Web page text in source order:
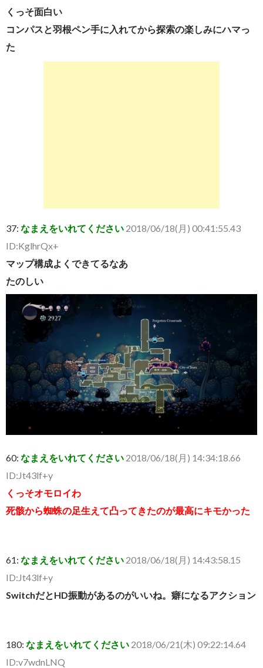
くっそ面白い
コンパスと羽根ペン手に入れてから探索の楽しみにハマっ
た
37: なまえをいれてください 2018/06/18(月) 00:41:55.43
ID:KglhrQx+
マップ構成よくできてるなあ
たのしい
60: なまえをいれてください 2018/06/18(月) 14:34:18.66
ID:Jt43lf+y
くっそオモロイわ
死骸から蜘蛛の足生えて凸ってきたのが最高にキモかった
61: なまえをいれてください 2018/06/18(月) 14:43:58.15
ID:Jt43lf+y
SwitchだとHD振動があるのがいいね。癖になるアクション
180: なまえをいれてください 2018/06/21(木) 09:22:14.64
ID:v7wdnLNQ